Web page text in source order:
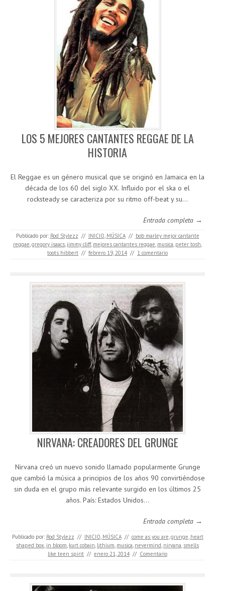
LOS 5 MEJORES CANTANTES REGGAE DE LA
HISTORIA
El Reggae es un género musical que se originó en Jamaica en la
década de los 60 del siglo XX. Influido por el ska o el
rocksteady se caracteriza por su ritmo off-beat y su…
Entrada completa →
Publicado por: Rod Stylezz // INICIO, MÚSICA // bob marley mejor cantante
reggae,gregory isaacs, jimmy cliff, mejores cantantes reggae, musica, peter tosh,
toots hibbert // febrero 19, 2014 // 1 comentario
NIRVANA: CREADORES DEL GRUNGE
Nirvana creó un nuevo sonido llamado popularmente Grunge
que cambió la música a principios de los años 90 convirtiéndose
sin duda en el grupo más relevante surgido en los últimos 25
años. País: Estados Unidos…
Entrada completa →
Publicado por: Rod Stylezz // INICIO, MÚSICA // come as you are,grunge, heart
shaped box, in bloom, kurt cobain, lithium, musica, nevermind, nirvana, smells
like teen spirit // enero 21, 2014 // Comentario